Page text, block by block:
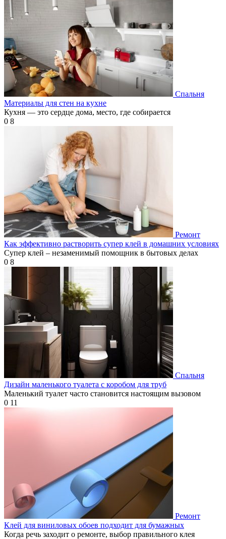
Спальня
Материалы для стен на кухне
Кухня — это сердце дома, место, где собирается
0 8
Ремонт
Как эффективно растворить супер клей в домашних условиях
Супер клей – незаменимый помощник в бытовых делах
0 8
Спальня
Дизайн маленького туалета с коробом для труб
Маленький туалет часто становится настоящим вызовом
0 11
Ремонт
Клей для виниловых обоев подходит для бумажных
Когда речь заходит о ремонте, выбор правильного клея